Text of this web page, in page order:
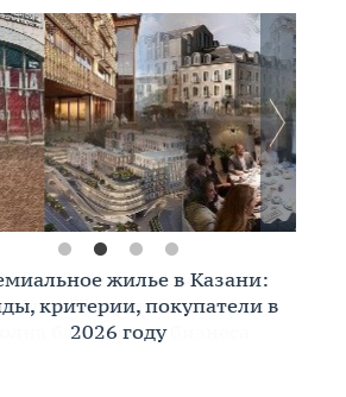
жилье в Казани:
критерии, покупатели в
2026 году